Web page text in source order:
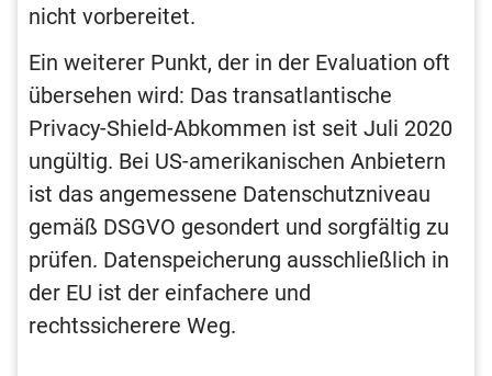
nicht vorbereitet.
Ein weiterer Punkt, der in der Evaluation oft
übersehen wird: Das transatlantische
Privacy-Shield-Abkommen ist seit Juli 2020
ungültig. Bei US-amerikanischen Anbietern
ist das angemessene Datenschutzniveau
gemäß DSGVO gesondert und sorgfältig zu
prüfen. Datenspeicherung ausschließlich in
der EU ist der einfachere und
rechtssicherere Weg.